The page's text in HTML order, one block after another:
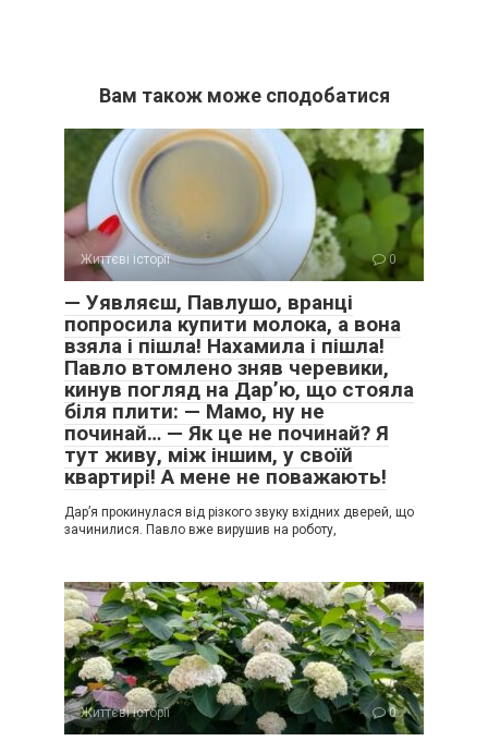
Вам також може сподобатися
Життєві історії 0
— Уявляєш, Павлушо, вранці
попросила купити молока, а вона
взяла і пішла! Нахамила і пішла!
Павло втомлено зняв черевики,
кинув погляд на Дар’ю, що стояла
біля плити: — Мамо, ну не
починай… — Як це не починай? Я
тут живу, між іншим, у своїй
квартирі! А мене не поважають!
Дар’я прокинулася від різкого звуку вхідних дверей, що
зачинилися. Павло вже вирушив на роботу,
Життєві історії 0